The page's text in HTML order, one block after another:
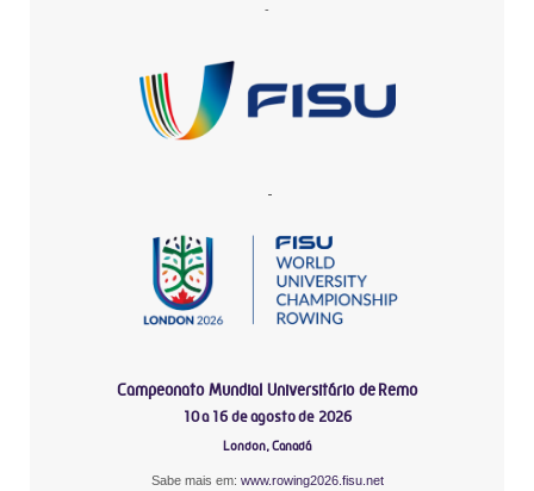
-
-
Campeonato Mundial Universitário de Remo
10 a 16 de agosto de 2026
London, Canadá
Sabe mais em: www.rowing2026.fisu.net